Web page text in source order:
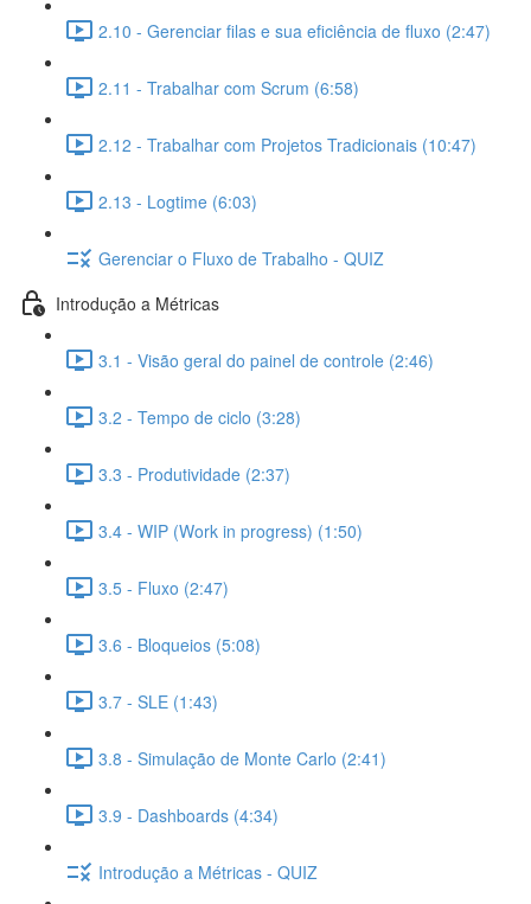
2.10 - Gerenciar filas e sua eficiência de fluxo (2:47)
2.11 - Trabalhar com Scrum (6:58)
2.12 - Trabalhar com Projetos Tradicionais (10:47)
2.13 - Logtime (6:03)
Gerenciar o Fluxo de Trabalho - QUIZ
Introdução a Métricas
3.1 - Visão geral do painel de controle (2:46)
3.2 - Tempo de ciclo (3:28)
3.3 - Produtividade (2:37)
3.4 - WIP (Work in progress) (1:50)
3.5 - Fluxo (2:47)
3.6 - Bloqueios (5:08)
3.7 - SLE (1:43)
3.8 - Simulação de Monte Carlo (2:41)
3.9 - Dashboards (4:34)
Introdução a Métricas - QUIZ